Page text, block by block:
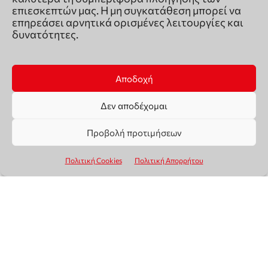
επιεσκεπτών μας. Η μη συγκατάθεση μπορεί να
επηρεάσει αρνητικά ορισμένες λειτουργίες και
δυνατότητες.
Αποδοχή
Δεν αποδέχομαι
Προβολή προτιμήσεων
Πολιτική Cookies Πολιτική Απορρήτου